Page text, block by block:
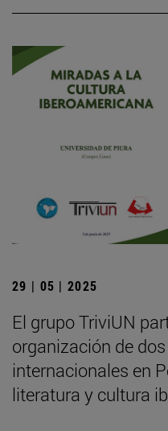
29 | 05 | 2025
El grupo TriviUN
organización de
internacionales en
literatura y cultura